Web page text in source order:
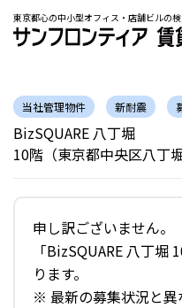
東京都心の中小型オフィス・店舗ビルの
当社管理物件 新耐震
BizSQUARE 八丁堀
10階（東京都中央区八丁堀
申し訳ございません。
「BizSQUARE 八丁
ります。
※ 最新の募集状況と異